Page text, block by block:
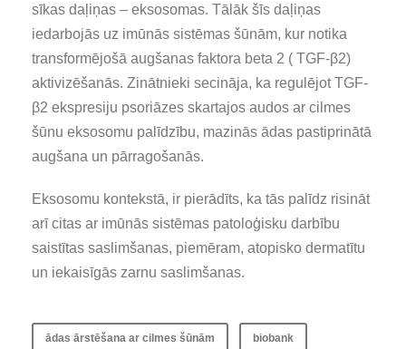
sīkas daļiņas – eksosomas. Tālāk šīs daļiņas
iedarbojās uz imūnās sistēmas šūnām, kur notika
transformējošā augšanas faktora beta 2 ( TGF-β2)
aktivizēšanās. Zinātnieki secināja, ka regulējot TGF-
β2 ekspresiju psoriāzes skartajos audos ar cilmes
šūnu eksosomu palīdzību, mazinās ādas pastiprinātā
augšana un pārragošanās.
Eksosomu kontekstā, ir pierādīts, ka tās palīdz risināt
arī citas ar imūnās sistēmas patoloģisku darbību
saistītas saslimšanas, piemēram, atopisko dermatītu
un iekaisīgās zarnu saslimšanas.
ādas ārstēšana ar cilmes šūnām biobank